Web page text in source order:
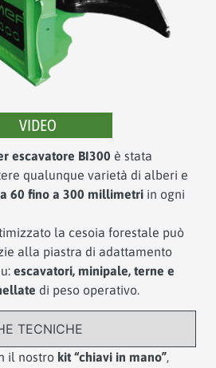
VIDEO
escavatore BI300 è stata
qualunque varietà di alberi e
60 fino a 300 millimetri in ogni
la cesoia forestale può
alla piastra di adattamento
escavatori, minipale, terne e
di peso operativo.
TECNICHE
il nostro kit “chiavi in mano”,